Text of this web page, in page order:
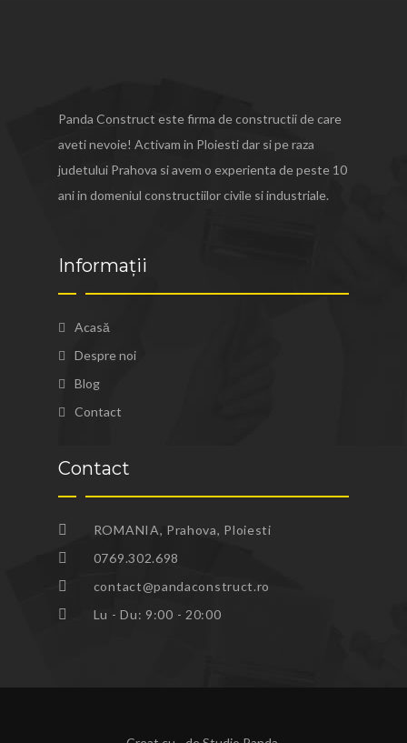
Panda Construct este firma de constructii de care
aveti nevoie! Activam in Ploiesti dar si pe raza
judetului Prahova si avem o experienta de peste 10
ani in domeniul constructiilor civile si industriale.
Informații
Acasă
Despre noi
Blog
Contact
Contact
ROMANIA, Prahova, Ploiesti
0769.302.698
contact@pandaconstruct.ro
Lu - Du: 9:00 - 20:00